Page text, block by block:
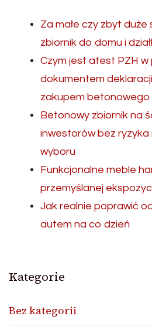
Za małe czy zbyt
zbiornik do domu i
Czym jest atest PZH w
dokumentem
zakupem betonowego
Betonowy zbiornik na
inwestorów bez
wyboru
Funkcjonalne meble
przemyślanej
Jak realnie poprawić
autem na co dzień
Kategorie
Bez kategorii